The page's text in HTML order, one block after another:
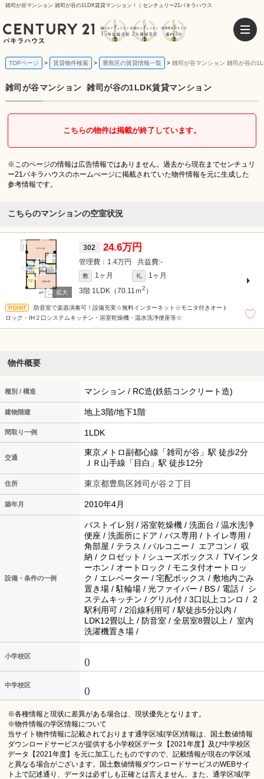
雑司が谷マンション 雑司が谷の1LDK賃貸マンション！｜センチュリー21パキラハウス
TOPページ 賃貸物件検索 豊島区の賃貸情報一覧 雑司が谷マンション 雑司が谷の
雑司が谷マンション 雑司が谷の1LDK賃貸マンション
こちらの物件は掲載が終了しています。
※このページの情報は広告情報ではありません。過去から現在までセンチュリ
ー21パキラハウスのホームぺージに掲載されていた物件情報を元に生成した
参考情報です。
こちらのマンションの空室状況
302 24.6万円
1.4万円 -
敷 1ヶ月 礼
1ヶ月
3階 1LDK（70.11ｍ2 ）
防音室で楽器演奏可！設備充実☆無料インターネット☆モニタ付きオート
ロック・IH２口システムキッチン・浴室乾燥機・温水洗浄便座等☆
物件概要
種別 / 構造 マンション / RC造(鉄筋コンクリート造)
建物階建 地上3階/地下1階
間取り一例 1LDK
交通
東京メトロ副都心線「雑司が谷」駅 徒歩2分
ＪＲ山手線「目白」駅 徒歩12分
住所 東京都豊島区雑司が谷２丁目
築年月 2010年4月
設備・条件の一例
バストイレ別 / 浴室乾燥機 / 洗面台 / 温水洗浄
便座 / 洗面所にドア / バス専用 / トイレ専用 /
角部屋 / テラス / バルコニー / エアコン / 収
納 / クロゼット / シューズボックス / TVインタ
ーホン / オートロック / モニタ付オートロッ
ク / エレベーター / 宅配ボックス / 敷地内ごみ
置き場 / 駐輪場 / 光ファイバー / BS / 電話 / シ
ステムキッチン / グリル付 / 3口以上コンロ / 2
駅利用可 / 2沿線利用可 / 駅徒歩5分以内 /
LDK12畳以上 / 防音室 / 全居室8畳以上 / 室内
洗濯機置き場 /
小学校区
()
中学校区
()
※各種情報と現状に差異がある場合は、現状優先となります。
※物件情報の学区情報について
当サイト物件情報に記載されております通学区域(学区)情報は、国土数値情報
ダウンロードサービスが提供する小学校区データ【2021年度】及び中学校区
データ【2021年度】を元に加工したものですので、記載情報が現在の学区域
と異なる場合がございます。国土数値情報ダウンロードサービスのWEBサイ
ト上で記述通り、データは必ずしも正確とは言えません。また、通学区域(学